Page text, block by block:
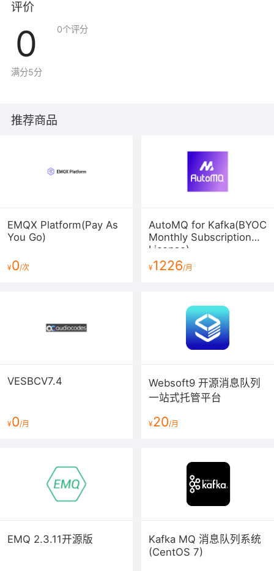
Blue Event Analytics基本版服务部署需要依托于阿里云
评价
0
满分5分
0个评分
推荐商品
EMQX Platform(Pay As
You Go)
¥0/次
AutoMQ for Kafka(BYOC
Monthly Subscription
License)
¥1226/月
VESBCV7.4
¥0/月
Websoft9 开源消息队列
一站式托管平台
¥20/月
EMQ 2.3.11开源版
Kafka MQ 消息队列系统
(CentOS 7)